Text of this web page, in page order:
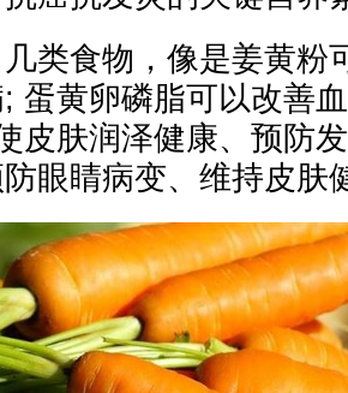
类食物，像是姜黄粉
蛋黄卵磷脂可以改善
皮肤润泽健康、预防
眼睛病变、维持皮肤